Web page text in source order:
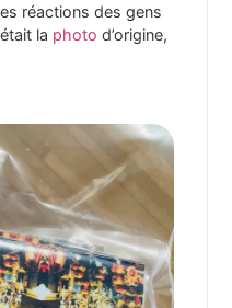
réactions des gens
la photo d’origine,